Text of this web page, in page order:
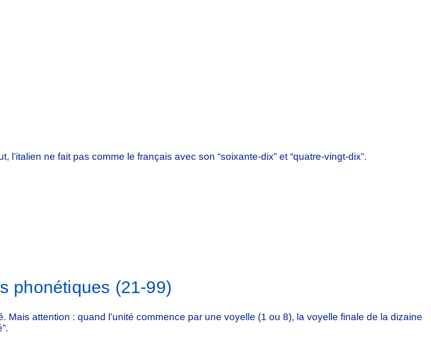
ne fait pas comme le français avec son “soixante-dix” et “quatre-vingt-dix”.
phonétiques (21-99)
Mais attention : quand l’unité commence par une voyelle (1 ou 8), la voyelle finale de la dizaine